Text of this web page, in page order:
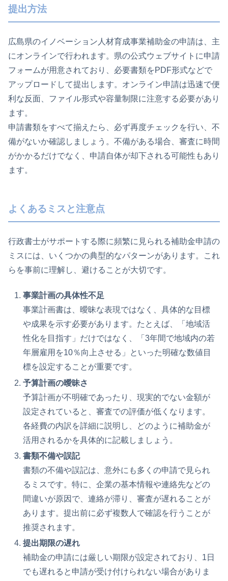
提出方法
広島県のイノベーション人材育成事業補助金の申請は、主
にオンラインで行われます。県の公式ウェブサイトに申請
フォームが用意されており、必要書類をPDF形式などで
アップロードして提出します。オンライン申請は迅速で便
利な反面、ファイル形式や容量制限に注意する必要があり
ます。
申請書類をすべて揃えたら、必ず再度チェックを行い、不
備がないか確認しましょう。不備がある場合、審査に時間
がかかるだけでなく、申請自体が却下される可能性もあり
ます。
よくあるミスと注意点
行政書士がサポートする際に頻繁に見られる補助金申請の
ミスには、いくつかの典型的なパターンがあります。これ
らを事前に理解し、避けることが大切です。
事業計画の具体性不足
事業計画書は、曖昧な表現ではなく、具体的な目標
や成果を示す必要があります。たとえば、「地域活
性化を目指す」だけではなく、「3年間で地域内の若
年層雇用を10％向上させる」といった明確な数値目
標を設定することが重要です。
予算計画の曖昧さ
予算計画が不明確であったり、現実的でない金額が
設定されていると、審査での評価が低くなります。
各経費の内訳を詳細に説明し、どのように補助金が
活用されるかを具体的に記載しましょう。
書類不備や誤記
書類の不備や誤記は、意外にも多くの申請で見られ
るミスです。特に、企業の基本情報や連絡先などの
間違いが原因で、連絡が滞り、審査が遅れることが
あります。提出前に必ず複数人で確認を行うことが
推奨されます。
提出期限の遅れ
補助金の申請には厳しい期限が設定されており、1日
でも遅れると申請が受け付けられない場合がありま